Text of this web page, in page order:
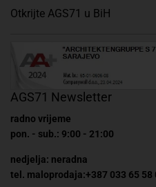
Otkrijte AGS71 u BiH
AGS71 Newsletter
radno vrijeme
pon. - sub.: 9:00 - 21:00
nedjelja: neradna
tel. maloprodaja:+387 033 65 58